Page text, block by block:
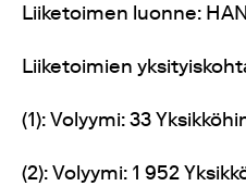
Liiketoimen luonne:
Liiketoimien
(1): Volyymi: 33
(2): Volyymi: 1 952